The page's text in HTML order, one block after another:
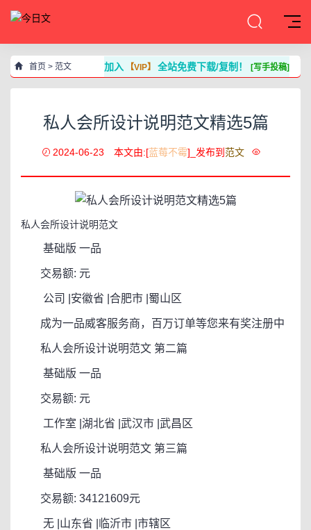
首页 > 范文 加入 【VIP】全站免费下载/复制！[写手投稿]
私人会所设计说明范文精选5篇
2024-06-23 本文由:[蓝莓不霉]_发布到 范文
私人会所设计说明范文
基础版 一品
交易额: 元
公司 |安徽省 |合肥市 |蜀山区
成为一品威客服务商，百万订单等您来有奖注册中
私人会所设计说明范文 第二篇
基础版 一品
交易额: 元
工作室 |湖北省 |武汉市 |武昌区
私人会所设计说明范文 第三篇
基础版 一品
交易额: 34121609元
无 |山东省 |临沂市 |市辖区